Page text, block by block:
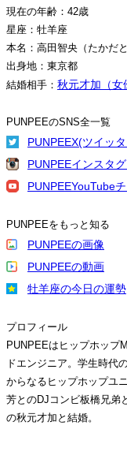
現在の年齢：42歳
星座：牡羊座
本名：高田智央（たかだと
出身地：東京都
結婚相手： 秋元才加（女
PUNPEEのSNS全一覧
PUNPEEX(ツイッ
PUNPEEインスタ
PUNPEEYouTube
PUNPEEをもっと知る
PUNPEEの画像
PUNPEEの動画
牡羊座の今日の運勢
プロフィール
PUNPEEはヒップホップ
ドエンジニア。学生時代
からなるヒップホップユ
芳とのDJコンビ板橋兄弟
の秋元才加と結婚。